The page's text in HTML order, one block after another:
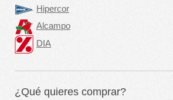
Hipercor
Alcampo
DIA
¿Qué quieres comprar?